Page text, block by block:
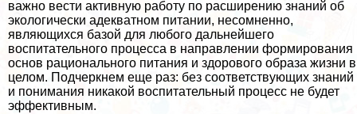
важно вести активную работу по расширению знаний об
экологически адекватном питании, несомненно,
являющихся базой для любого дальнейшего
воспитательного процесса в направлении формирования
основ рационального питания и здорового образа жизни в
целом. Подчеркнем еще раз: без соответствующих знаний
и понимания никакой воспитательный процесс не будет
эффективным.